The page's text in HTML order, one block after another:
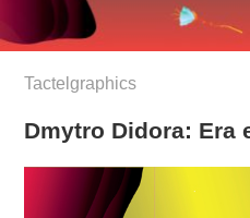
Tactelgraphics
Dmytro Didora: Era